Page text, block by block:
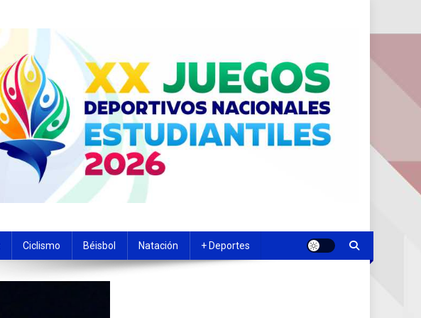
Ciclismo Béisbol Natación + Deportes